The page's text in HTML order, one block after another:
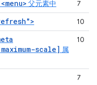
<menu> 父元素中
7
10
scale] 属
10
7